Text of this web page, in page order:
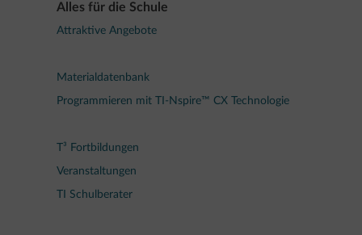
Alles für die Schule
Attraktive Angebote
Materialdatenbank
Programmieren mit TI-Nspire™ CX Technologie
T³ Fortbildungen
Veranstaltungen
TI Schulberater